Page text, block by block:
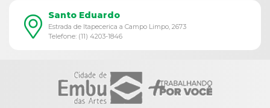
Santo Eduardo
Estrada de Itapecerica a Campo Limpo, 2673
Telefone: (11) 4203-1846